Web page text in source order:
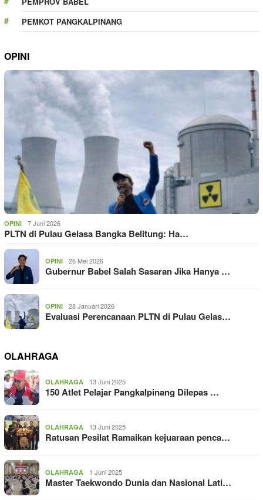
PEMKOT PANGKALPINANG
OPINI
OPINI 7 Juni 2026
PLTN di Pulau Gelasa Bangka Belitung: Ha…
OPINI 26 Mei 2026
Gubernur Babel Salah Sasaran Jika Hanya …
OPINI 28 Januari 2026
Evaluasi Perencanaan PLTN di Pulau Gelas…
OLAHRAGA
OLAHRAGA 13 Juni 2025
150 Atlet Pelajar Pangkalpinang Dilepas …
OLAHRAGA 13 Juni 2025
Ratusan Pesilat Ramaikan kejuaraan penca…
OLAHRAGA 1 Juni 2025
Master Taekwondo Dunia dan Nasional Lati…